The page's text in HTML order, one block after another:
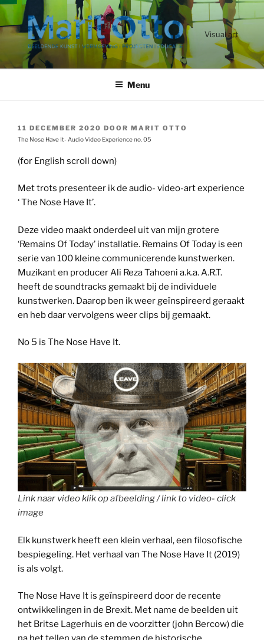
Ga
naar
de
Visual art
Menu
GEPLAATST
OP
11 DECEMBER 2020 DOOR MARIT OTTO
The Nose Have It- Audio Video Experience no. 05
(for English scroll down)
Met trots presenteer ik de audio- video-art experience
‘ The Nose Have It’.
Deze video maakt onderdeel uit van mijn grotere
‘Remains Of Today’ installatie. Remains Of Today is een
serie van 100 kleine communicerende kunstwerken.
Muzikant en producer Ali Reza Tahoeni a.k.a. A.R.T.
heeft de soundtracks gemaakt bij de individuele
kunstwerken. Daarop ben ik weer geïnspireerd geraakt
en heb daar vervolgens weer clips bij gemaakt.
No 5 is The Nose Have It.
Link naar video klik op afbeelding / link to video- click
image
Elk kunstwerk heeft een klein verhaal, een filosofische
bespiegeling. Het verhaal van The Nose Have It (2019)
is als volgt.
The Nose Have It is geïnspireerd door de recente
ontwikkelingen in de Brexit. Met name de beelden uit
het Britse Lagerhuis en de voorzitter (john Bercow) die